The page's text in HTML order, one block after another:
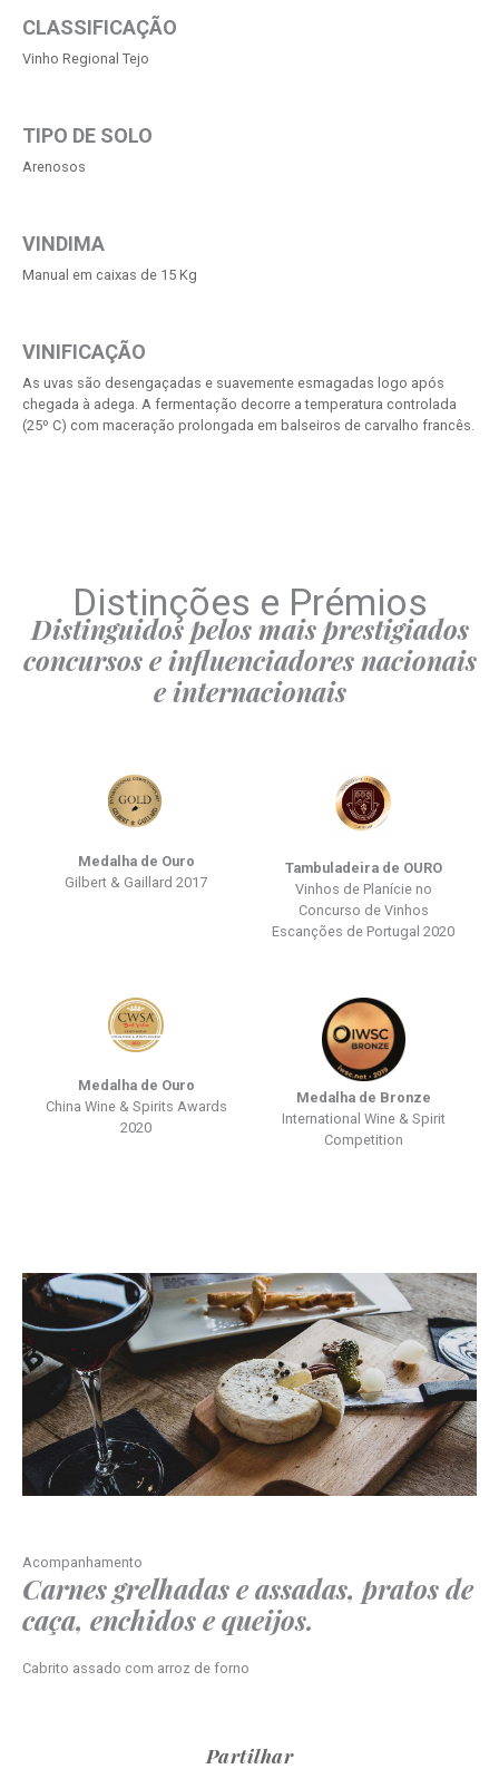
CLASSIFICAÇÃO
Vinho Regional Tejo
TIPO DE SOLO
Arenosos
VINDIMA
Manual em caixas de 15 Kg
VINIFICAÇÃO
As uvas são desengaçadas e suavemente esmagadas logo após
chegada à adega. A fermentação decorre a temperatura controlada
(25º C) com maceração prolongada em balseiros de carvalho francês.
Distinções e Prémios
Distinguidos pelos mais prestigiados
concursos e influenciadores nacionais
e internacionais
Medalha de Ouro
Gilbert & Gaillard 2017
Tambuladeira de OURO
Vinhos de Planície no
Concurso de Vinhos
Escanções de Portugal 2020
Medalha de Ouro
China Wine & Spirits Awards
2020
Medalha de Bronze
International Wine & Spirit
Competition
Acompanhamento
Carnes grelhadas e assadas, pratos de
caça, enchidos e queijos.
Cabrito assado com arroz de forno
Partilhar